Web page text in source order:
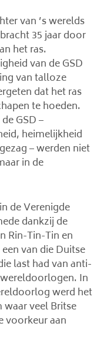
van ’s werelds
35 jaar door
het ras.
van de GSD
van talloze
dat het ras
te hoeden.
GSD –
heimelijkheid
– werden niet
in de
de Verenigde
dankzij de
Rin-Tin-Tin en
van die Duitse
last had van anti-
In
werd het
waar veel Britse
voorkeur aan